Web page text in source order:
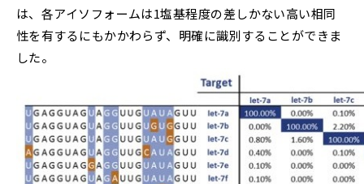
は、各アイソフォームは1塩基程度の差しかない高い相同
性を有するにもかかわらず、明確に識別することができま
した。